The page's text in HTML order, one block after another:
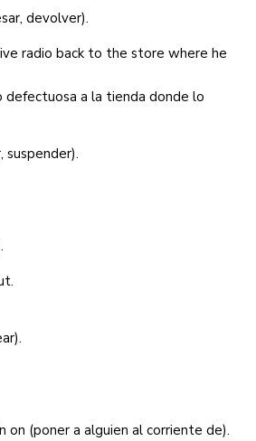
devolver).
radio back to the store where he
defectuosa a la tienda donde lo
suspender).
on (poner a alguien al corriente de).